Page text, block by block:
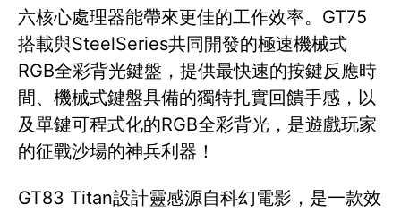
六核心處理器能帶來更佳的工作效率。GT75
搭載與SteelSeries共同開發的極速機械式
RGB全彩背光鍵盤，提供最快速的按鍵反應時
間、機械式鍵盤具備的獨特扎實回饋手感，以
及單鍵可程式化的RGB全彩背光，是遊戲玩家
的征戰沙場的神兵利器！
GT83 Titan設計靈感源自科幻電影，是一款效